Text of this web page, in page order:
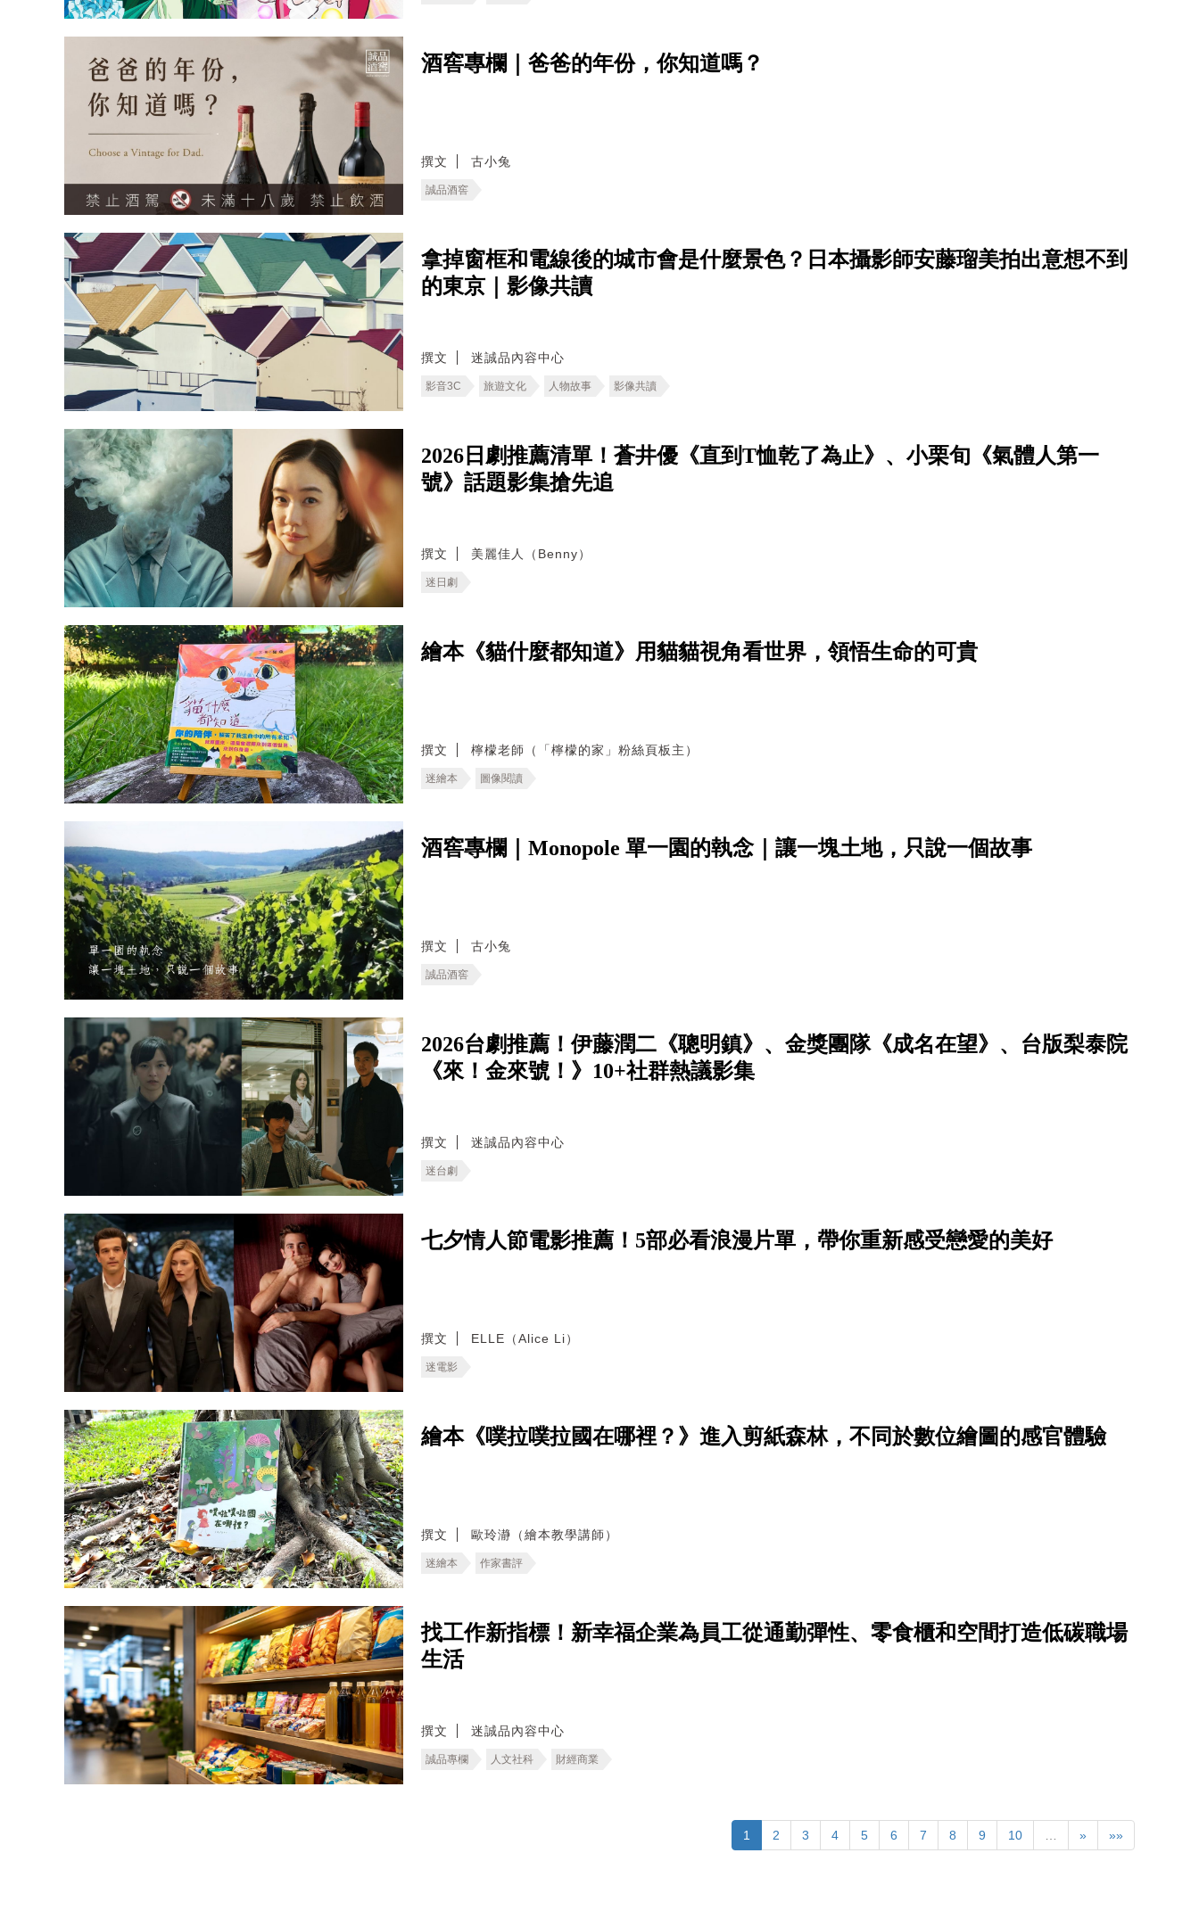
酒窖專欄｜爸爸的年份，你知道嗎？
撰文 古小兔
誠品酒窖
拿掉窗框和電線後的城市會是什麼景色？日本攝影師安藤瑠美拍出意想不到
的東京｜影像共讀
撰文 迷誠品內容中心
影音3C 旅遊文化 人物故事 影像共讀
2026日劇推薦清單！蒼井優《直到T恤乾了為止》、小栗旬《氣體人第一
號》話題影集搶先追
撰文 美麗佳人（Benny）
迷日劇
繪本《貓什麼都知道》用貓貓視角看世界，領悟生命的可貴
撰文 檸檬老師（「檸檬的家」粉絲頁板主）
迷繪本 圖像閱讀
酒窖專欄｜Monopole 單一園的執念｜讓一塊土地，只說一個故事
撰文 古小兔
誠品酒窖
2026台劇推薦！伊藤潤二《聰明鎮》、金獎團隊《成名在望》、台版梨泰院
《來！金來號！》10+社群熱議影集
撰文 迷誠品內容中心
迷台劇
七夕情人節電影推薦！5部必看浪漫片單，帶你重新感受戀愛的美好
撰文 ELLE（Alice Li）
迷電影
繪本《噗拉噗拉國在哪裡？》進入剪紙森林，不同於數位繪圖的感官體驗
撰文 歐玲瀞（繪本教學講師）
迷繪本 作家書評
找工作新指標！新幸福企業為員工從通勤彈性、零食櫃和空間打造低碳職場
生活
撰文 迷誠品內容中心
誠品專欄 人文社科 財經商業
1 2 3 4 5 6 7 8 9 10 … » »»